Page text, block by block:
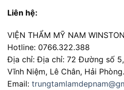
Liên hệ:
VIỆN THẨM MỸ NAM WINSTON
Hotline: 0766.322.388
Địa chỉ: Địa chỉ: 72 Đường số
Vĩnh Niệm, Lê Chân, Hải Phòng.
Email: